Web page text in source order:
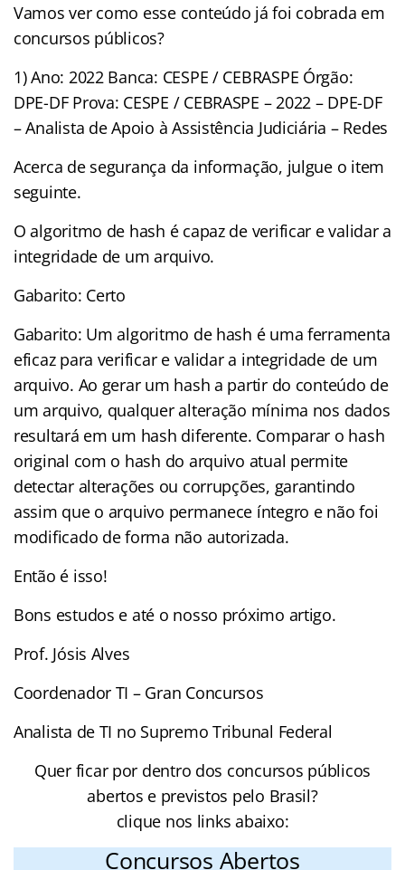
Vamos ver como esse conteúdo já foi cobrada em
concursos públicos?
1) Ano: 2022 Banca: CESPE / CEBRASPE Órgão:
DPE-DF Prova: CESPE / CEBRASPE – 2022 – DPE-DF
– Analista de Apoio à Assistência Judiciária – Redes
Acerca de segurança da informação, julgue o item
seguinte.
O algoritmo de hash é capaz de verificar e validar a
integridade de um arquivo.
Gabarito: Certo
Gabarito: Um algoritmo de hash é uma ferramenta
eficaz para verificar e validar a integridade de um
arquivo. Ao gerar um hash a partir do conteúdo de
um arquivo, qualquer alteração mínima nos dados
resultará em um hash diferente. Comparar o hash
original com o hash do arquivo atual permite
detectar alterações ou corrupções, garantindo
assim que o arquivo permanece íntegro e não foi
modificado de forma não autorizada.
Então é isso!
Bons estudos e até o nosso próximo artigo.
Prof. Jósis Alves
Coordenador TI – Gran Concursos
Analista de TI no Supremo Tribunal Federal
Quer ficar por dentro dos concursos públicos
abertos e previstos pelo Brasil?
clique nos links abaixo:
Concursos Abertos